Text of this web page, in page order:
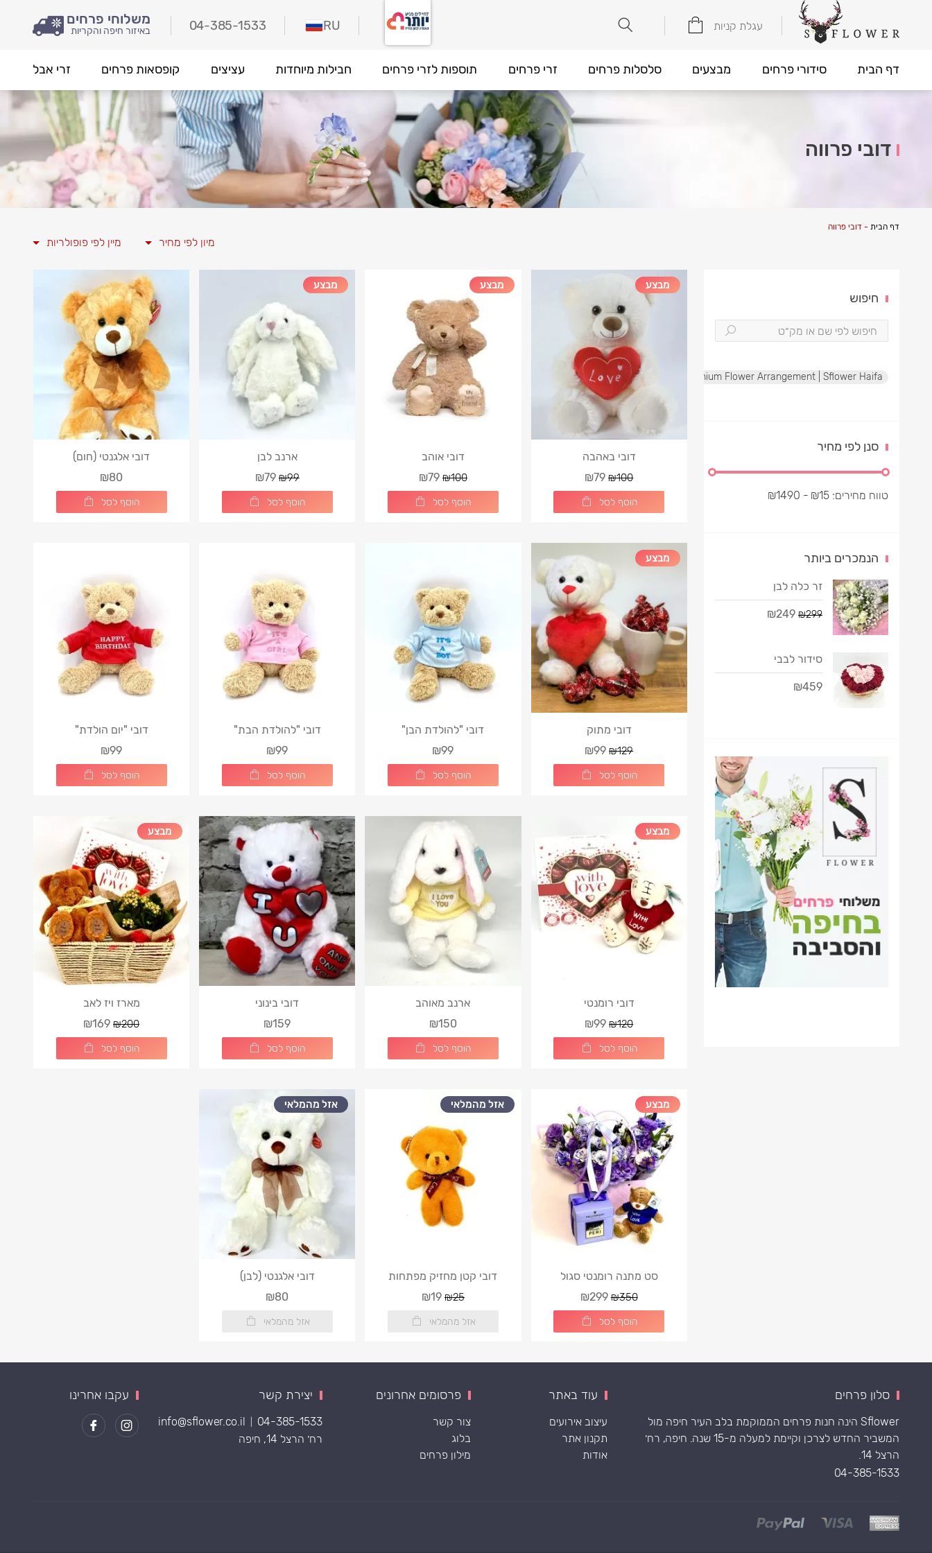
עגלת קניות משלוחי פרחים
באיזור חיפה והקריות 04-385-1533 RU
דף הבית סידורי פרחים מבצעים סלסלות פרחים זרי פרחים תוספות לזרי פרחים חבילות מיוחדות עציצים קופסאות פרחים זרי אבל
דובי פרווה
דף הבית - דובי פרווה
מיון לפי מחיר מיין לפי פופולריות
מבצע
דובי באהבה
₪100
₪79
הוסף לסל
מבצע
דובי אוהב
₪100
₪79
הוסף לסל
מבצע
ארנב לבן
₪99
₪79
הוסף לסל
דובי אלגנטי (חום)
₪80
הוסף לסל
מבצע
דובי מתוק
₪129
₪99
הוסף לסל
דובי "להולדת הבן"
₪99
הוסף לסל
דובי "להולדת הבת"
₪99
הוסף לסל
דובי "יום הולדת"
₪99
הוסף לסל
מבצע
דובי רומנטי
₪120
₪99
הוסף לסל
ארנב מאוהב
₪150
הוסף לסל
דובי בינוני
₪159
הוסף לסל
מבצע
מארז ויז לאב
₪200
₪169
הוסף לסל
מבצע
סט מתנה רומנטי סגול
₪350
₪299
הוסף לסל
אזל מהמלאי
דובי קטן מחזיק מפתחות
₪25
₪19
אזל מהמלאי
אזל מהמלאי
דובי אלגנטי (לבן)
₪80
אזל מהמלאי
חיפוש
Luxury Red & White Rose Box | Premium Flower Arrangement | Sflower Haifa
סנן לפי מחיר
טווח מחירים: ₪15
- ₪
1490
הנמכרים ביותר
זר כלה לבן
₪299
₪249
סידור לבבי
₪459
סלון פרחים
Sflower הינה חנות פרחים הממוקמת בלב העיר חיפה מול
המשביר החדש לצרכן וקיימת למעלה מ-15 שנה. חיפה, רח׳
הרצל 14.
04-385-1533
עוד באתר
עיצוב אירועים
תקנון אתר
אודות
פרסומים אחרונים
צור קשר
בלוג
מילון פרחים
יצירת קשר
04-385-1533
info@sflower.co.il
רח׳ הרצל 14, חיפה
עקבו אחרינו